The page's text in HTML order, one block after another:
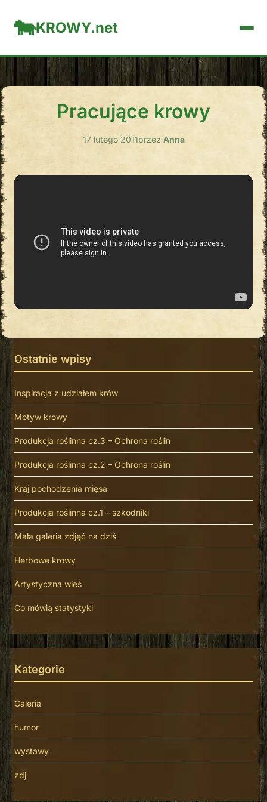
KROWY.net
Pracujące krowy
17 lutego 2011przez Anna
Ostatnie wpisy
Inspiracja z udziałem krów
Motyw krowy
Produkcja roślinna cz.3 – Ochrona roślin
Produkcja roślinna cz.2 – Ochrona roślin
Kraj pochodzenia mięsa
Produkcja roślinna cz.1 – szkodniki
Mała galeria zdjęć na dziś
Herbowe krowy
Artystyczna wieś
Co mówią statystyki
Kategorie
Galeria
humor
wystawy
zdj